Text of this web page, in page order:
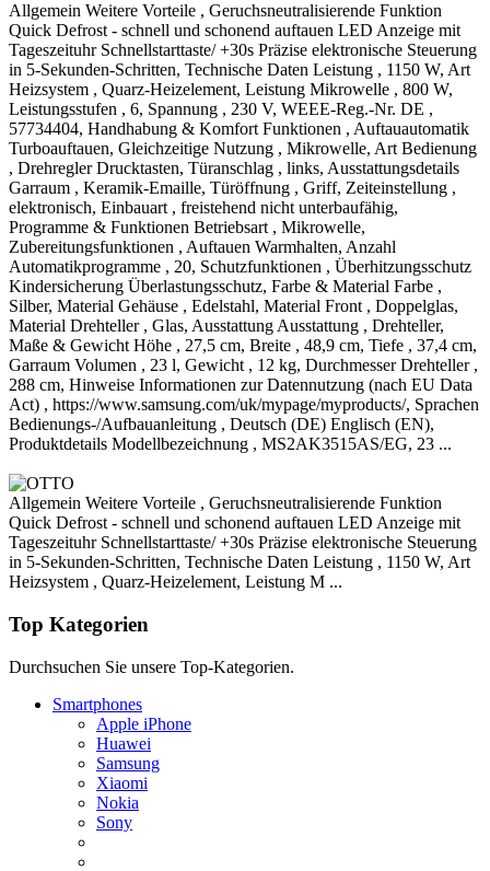
Allgemein Weitere Vorteile , Geruchsneutralisierende Funktion
Quick Defrost - schnell und schonend auftauen LED Anzeige mit
Tageszeituhr Schnellstarttaste/ +30s Präzise elektronische Steuerung
in 5-Sekunden-Schritten, Technische Daten Leistung , 1150 W, Art
Heizsystem , Quarz-Heizelement, Leistung Mikrowelle , 800 W,
Leistungsstufen , 6, Spannung , 230 V, WEEE-Reg.-Nr. DE ,
57734404, Handhabung & Komfort Funktionen , Auftauautomatik
Turboauftauen, Gleichzeitige Nutzung , Mikrowelle, Art Bedienung
, Drehregler Drucktasten, Türanschlag , links, Ausstattungsdetails
Garraum , Keramik-Emaille, Türöffnung , Griff, Zeiteinstellung ,
elektronisch, Einbauart , freistehend nicht unterbaufähig,
Programme & Funktionen Betriebsart , Mikrowelle,
Zubereitungsfunktionen , Auftauen Warmhalten, Anzahl
Automatikprogramme , 20, Schutzfunktionen , Überhitzungsschutz
Kindersicherung Überlastungsschutz, Farbe & Material Farbe ,
Silber, Material Gehäuse , Edelstahl, Material Front , Doppelglas,
Material Drehteller , Glas, Ausstattung Ausstattung , Drehteller,
Maße & Gewicht Höhe , 27,5 cm, Breite , 48,9 cm, Tiefe , 37,4 cm,
Garraum Volumen , 23 l, Gewicht , 12 kg, Durchmesser Drehteller ,
288 cm, Hinweise Informationen zur Datennutzung (nach EU Data
Act) , https://www.samsung.com/uk/mypage/myproducts/, Sprachen
Bedienungs-/Aufbauanleitung , Deutsch (DE) Englisch (EN),
Produktdetails Modellbezeichnung , MS2AK3515AS/EG, 23 ...
Allgemein Weitere Vorteile , Geruchsneutralisierende Funktion
Quick Defrost - schnell und schonend auftauen LED Anzeige mit
Tageszeituhr Schnellstarttaste/ +30s Präzise elektronische Steuerung
in 5-Sekunden-Schritten, Technische Daten Leistung , 1150 W, Art
Heizsystem , Quarz-Heizelement, Leistung M ...
Top Kategorien
Durchsuchen Sie unsere Top-Kategorien.
Smartphones
Apple iPhone
Huawei
Samsung
Xiaomi
Nokia
Sony